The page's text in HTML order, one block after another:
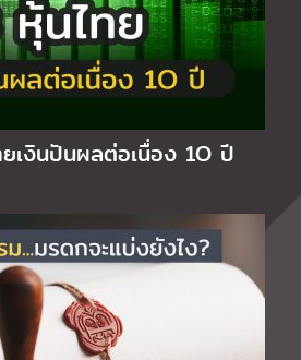
เงินปันผลต่อเนื่อง 1O ปี